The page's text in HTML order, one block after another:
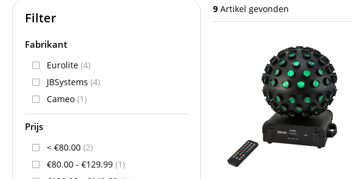
9 Artikel gevonden
Filter
Fabrikant
Eurolite (4)
JBSystems (4)
Cameo (1)
Prijs
< €80.00 (2)
€80.00 - €129.99 (1)